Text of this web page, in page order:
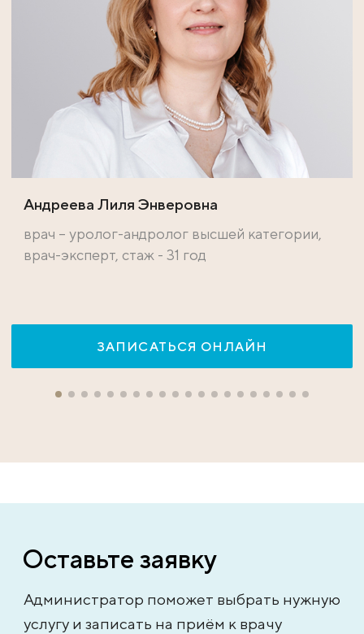
Андреева Лиля Энверовна
врач – уролог-андролог высшей категории,
врач-эксперт, стаж - 31 год
ЗАПИСАТЬСЯ ОНЛАЙН
Оставьте заявку
Администратор поможет выбрать нужную
услугу и записать на приём к врачу